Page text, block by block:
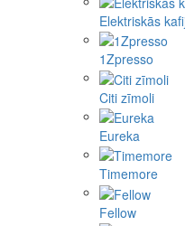
Elektriskās
1Zpresso
Citi zīmoli
Eureka
Timemore
Fellow